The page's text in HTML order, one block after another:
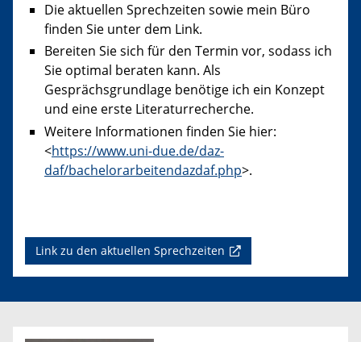
Die aktuellen Sprechzeiten sowie mein Büro
finden Sie unter dem Link.
Bereiten Sie sich für den Termin vor, sodass ich
Sie optimal beraten kann. Als
Gesprächsgrundlage benötige ich ein Konzept
und eine erste Literaturrecherche.
Weitere Informationen finden Sie hier:
<https://www.uni-due.de/daz-
daf/bachelorarbeitendazdaf.php>.
Link zu den aktuellen Sprechzeiten